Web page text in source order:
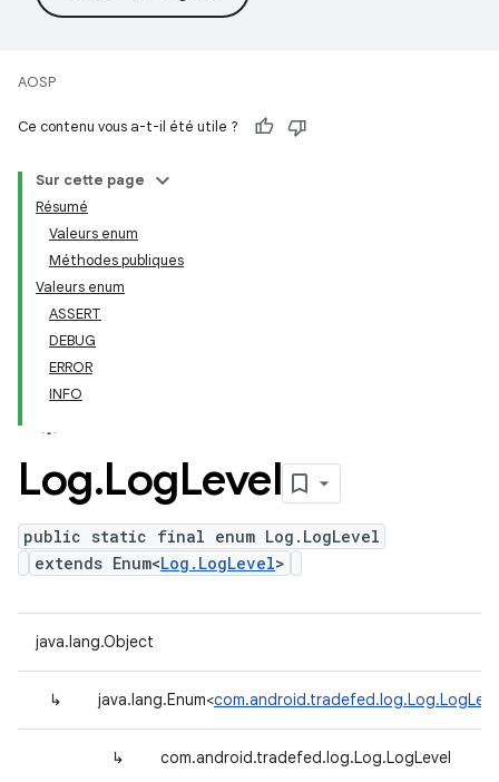
AOSP
Ce contenu vous a-t-il été utile ?
Sur cette page
Résumé
Valeurs enum
Méthodes publiques
Valeurs enum
ASSERT
DEBUG
ERROR
INFO
Log.LogLevel
public static final enum Log.LogLevel
extends Enum<Log.LogLevel>
java.lang.Object
↳ java.lang.Enum<
↳ com.android.tradefed.log.Log.LogLevel